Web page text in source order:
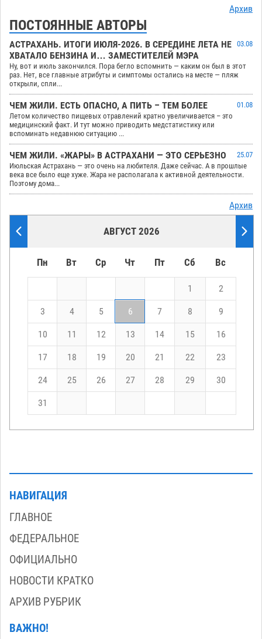
Архив
ПОСТОЯННЫЕ АВТОРЫ
АСТРАХАНЬ. ИТОГИ ИЮЛЯ-2026. В СЕРЕДИНЕ ЛЕТА НЕ
ХВАТАЛО БЕНЗИНА И… ЗАМЕСТИТЕЛЕЙ МЭРА
03.08
Ну, вот и июль закончился. Пора бегло вспомнить — каким он был в этот
раз. Нет, все главные атрибуты и симптомы остались на месте — пляж
открыли, спли...
ЧЕМ ЖИЛИ. ЕСТЬ ОПАСНО, А ПИТЬ – ТЕМ БОЛЕЕ
01.08
Летом количество пищевых отравлений кратно увеличивается – это
медицинский факт. И тут можно приводить медстатистику или
вспоминать недавнюю ситуацию ...
ЧЕМ ЖИЛИ. «ЖАРЫ» В АСТРАХАНИ — ЭТО СЕРЬЕЗНО
25.07
Июльская Астрахань — это очень на любителя. Даже сейчас. А в прошлые
века все было еще хуже. Жара не располагала к активной деятельности.
Поэтому дома...
Архив
АВГУСТ 2026
Пн Вт Ср Чт Пт Сб Вс
1 2
3 4 5 6 7 8 9
10 11 12 13 14 15 16
17 18 19 20 21 22 23
24 25 26 27 28 29 30
31
НАВИГАЦИЯ
ГЛАВНОЕ
ФЕДЕРАЛЬНОЕ
ОФИЦИАЛЬНО
НОВОСТИ КРАТКО
АРХИВ РУБРИК
ВАЖНО!